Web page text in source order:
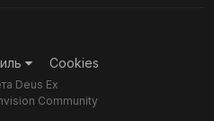
Cookies
Deus Ex
Community